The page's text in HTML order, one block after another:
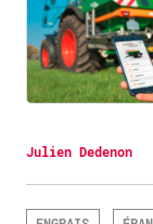
Julien Dedenon